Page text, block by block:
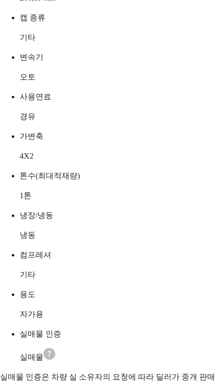
캡 종류
기타
변속기
오토
사용연료
경유
가변축
4X2
톤수(최대적재량)
1 톤
냉장/냉동
냉동
컴프레셔
기타
용도
자가용
실매물 인증
실매물
실매물 인증은 차량 실 소유자의 요청에 따라 딜러가 중개 판매